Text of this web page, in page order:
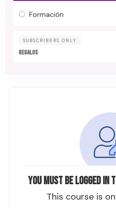
You must be logged
This course is
Formación
SUBSCRIBERS ONLY
Regalos